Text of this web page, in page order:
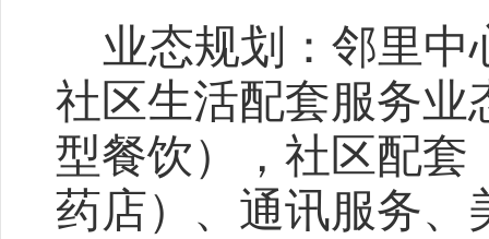
业态规划：邻里中
社区生活配套服务业
型餐饮），社区配套
药店）、通讯服务、